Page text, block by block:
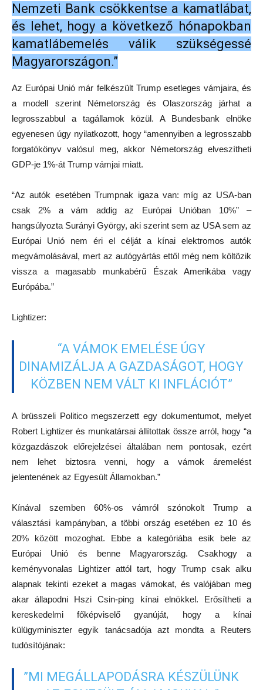
Nemzeti Bank csökkentse a kamatlábat,
és lehet, hogy a következő hónapokban
kamatlábemelés válik szükségessé
Magyarországon.”
Az Európai Unió már felkészült Trump esetleges vámjaira, és
a modell szerint Németország és Olaszország járhat a
legrosszabbul a tagállamok közül. A Bundesbank elnöke
egyenesen úgy nyilatkozott, hogy “amennyiben a legrosszabb
forgatókönyv valósul meg, akkor Németország elveszítheti
GDP-je 1%-át Trump vámjai miatt.
“Az autók esetében Trumpnak igaza van: míg az USA-ban
csak 2% a vám addig az Európai Unióban 10%” –
hangsúlyozta Surányi György, aki szerint sem az USA sem az
Európai Unió nem éri el célját a kínai elektromos autók
megvámolásával, mert az autógyártás ettől még nem költözik
vissza a magasabb munkabérű Észak Amerikába vagy
Európába.”
Lightizer:
“A VÁMOK EMELÉSE ÚGY
DINAMIZÁLJA A GAZDASÁGOT, HOGY
KÖZBEN NEM VÁLT KI INFLÁCIÓT”
A brüsszeli Politico megszerzett egy dokumentumot, melyet
Robert Lightizer és munkatársai állítottak össze arról, hogy “a
közgazdászok előrejelzései általában nem pontosak, ezért
nem lehet biztosra venni, hogy a vámok áremelést
jelentenének az Egyesült Államokban.”
Kínával szemben 60%-os vámról szónokolt Trump a
választási kampányban, a többi ország esetében ez 10 és
20% között mozoghat. Ebbe a kategóriába esik bele az
Európai Unió és benne Magyarország. Csakhogy a
keményvonalas Lightizer attól tart, hogy Trump csak alku
alapnak tekinti ezeket a magas vámokat, és valójában meg
akar állapodni Hszi Csin-ping kínai elnökkel. Erősítheti a
kereskedelmi főképviselő gyanúját, hogy a kínai
külügyminiszter egyik tanácsadója azt mondta a Reuters
tudósítójának:
”MI MEGÁLLAPODÁSRA KÉSZÜLÜNK